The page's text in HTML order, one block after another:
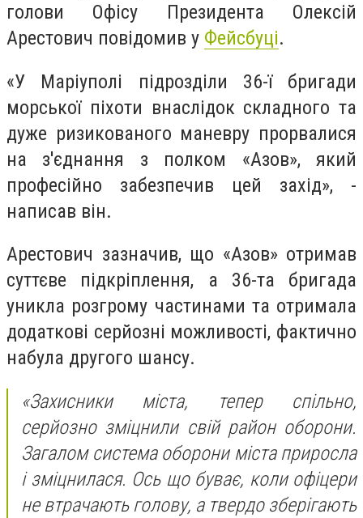
голови Офісу Президента Олексій
Арестович повідомив у Фейсбуці.
«У Маріуполі підрозділи 36-ї бригади
морської піхоти внаслідок складного та
дуже ризикованого маневру прорвалися
на з'єднання з полком «Азов», який
професійно забезпечив цей захід», -
написав він.
Арестович зазначив, що «Азов» отримав
суттєве підкріплення, а 36-та бригада
уникла розгрому частинами та отримала
додаткові серйозні можливості, фактично
набула другого шансу.
«Захисники міста, тепер спільно,
серйозно зміцнили свій район оборони.
Загалом система оборони міста приросла
і зміцнилася. Ось що буває, коли офіцери
не втрачають голову, а твердо зберігають